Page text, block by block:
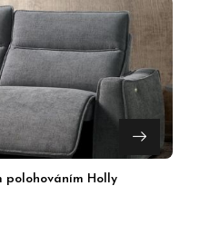
polohováním Holly